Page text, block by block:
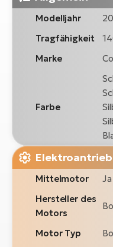
Modelljahr
Tragfähigkeit
Marke
Farbe
Elektroantrieb
Mittelmotor
Ja
Hersteller des
Motors
Motor Typ